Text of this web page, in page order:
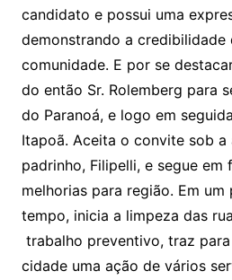
candidato e possui uma
demonstrando a credibilidade
comunidade. E por se
do então Sr. Rolemberg para
do Paranoá, e logo em
Itapoã. Aceita o convite sob a
padrinho, Filipelli, e segue em
melhorias para região. Em
tempo, inicia a limpeza das
trabalho preventivo, traz
cidade uma ação de vários